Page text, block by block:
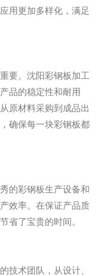
用更加多样化，满足
要。沈阳彩钢板加工
品的稳定性和耐用
原材料采购到成品出
确保每一块彩钢板都
的彩钢板生产设备和
效率。在保证产品质
省了宝贵的时间。
技术团队，从设计、